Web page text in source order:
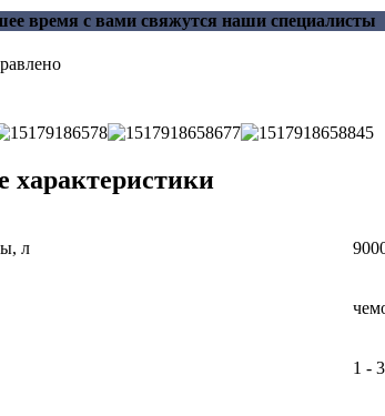
время с вами свяжутся наши специалисты
характеристики
л
1 - 3